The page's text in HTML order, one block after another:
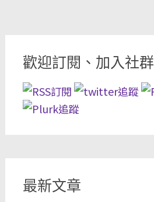
歡迎訂閱、加入社群
最新文章